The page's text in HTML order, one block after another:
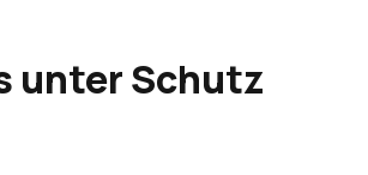
unter Schutz